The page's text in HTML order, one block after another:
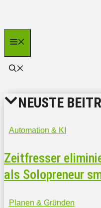
springen
NEUSTE
Automation & KI
Zeitfresser
als Solopreneur
Planen & Gründen